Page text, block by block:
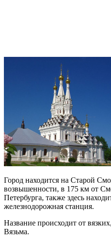
Город находится на Старой
возвышенности, в 175 км от
Петербурга, также здесь
железнодорожная станция.
Название происходит от
Вязьма.